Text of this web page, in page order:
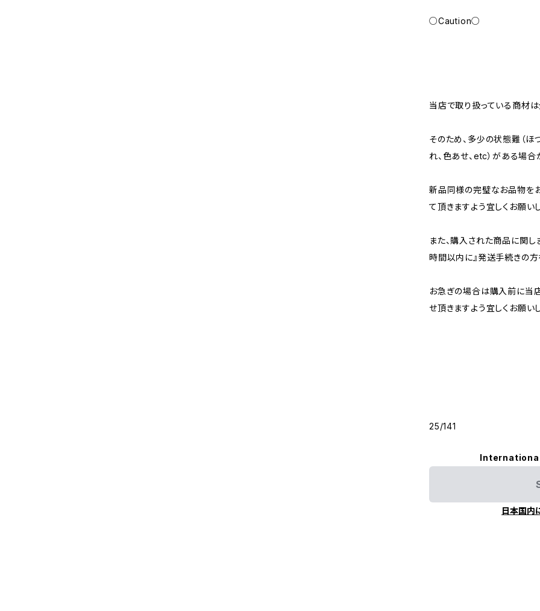
○Caution○
当店で取り扱っている商材は
そのため、多少の状態難（ほ
れ、色あせ、etc）がある場合
新品同様の完璧なお品物を
て頂きますよう宜しくお願い
また、購入された商品に関し
時間以内に』発送手続きの方
お急ぎの場合は購入前に当
せ頂きますよう宜しくお願い
25/141
日本国内